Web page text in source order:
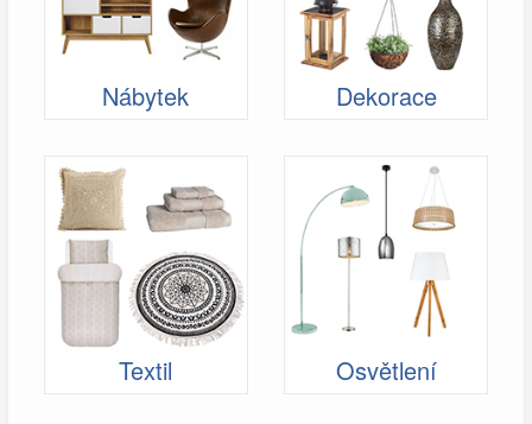
Nábytek Dekorace
Textil Osvětlení